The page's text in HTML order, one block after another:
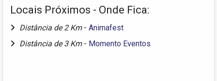
Locais Próximos - Onde Fica:
Distância de 2 Km - Animafest
Distância de 3 Km - Momento Eventos